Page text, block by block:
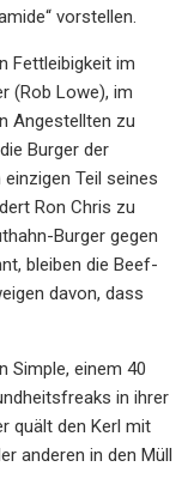
vorstellen.
Fettleibigkeit im
(Rob Lowe), im
Angestellten zu
Burger der
Teil seines
Ron Chris zu
Burger gegen
bleiben die Beef-
davon, dass
Simple, einem 40
in ihrer
quält den Kerl mit
anderen in den Müll